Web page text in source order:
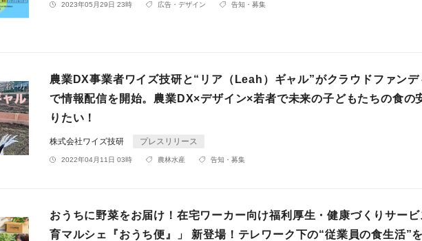
2023年05月29日 23時 広告・デザイン 告知・募集
農業DX事業者ワイズ技研と“リア（Leah）ギャル”がクラウドファンデ
で情報配信を開始。農業DX×デザイン×若者で未来の子どもたちの食の
りたい！
株式会社ワイズ技研 プレスリリース
2022年04月11日 03時 農林水産 告知・募集
おうちに野菜をお届け！在宅ワーカー向け福利厚生・健康づくりサービ
育マルシェ『おうち便』」 新登場！テレワーク下の“従業員の食生活”